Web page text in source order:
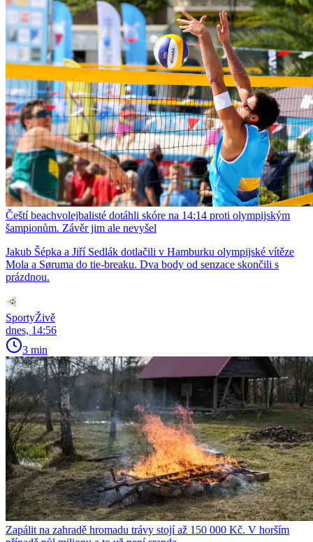
Čeští beachvolejbalisté dotáhli skóre na 14:14 proti olympijským
šampionům. Závěr jim ale nevyšel
Jakub Šépka a Jiří Sedlák dotlačili v Hamburku olympijské vítěze
Mola a Søruma do tie-breaku. Dva body od senzace skončili s
prázdnou.
SportyŽivě
dnes, 14:56
3 min
Zapálit na zahradě hromadu trávy stojí až 150 000 Kč. V horším